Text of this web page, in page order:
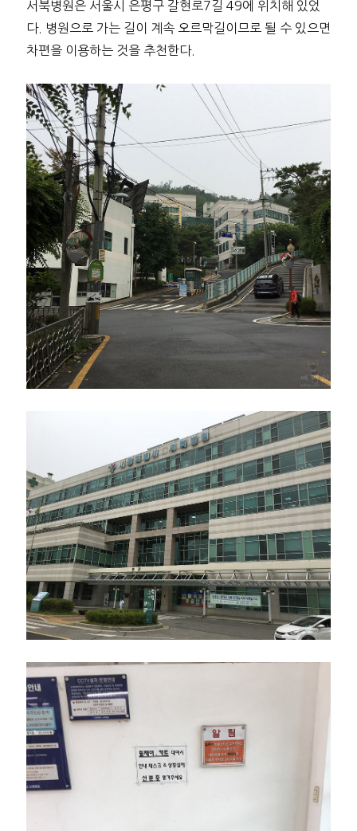
서북병원은 서울시 은평구 갈현로7길 49에 위치해 있었
다. 병원으로 가는 길이 계속 오르막길이므로 될 수 있으면
차편을 이용하는 것을 추천한다.